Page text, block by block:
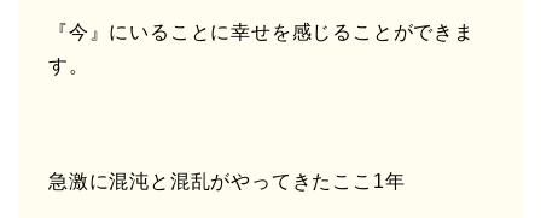
『今』にいることに幸せを感じることができま
す。
急激に混沌と混乱がやってきたここ1年